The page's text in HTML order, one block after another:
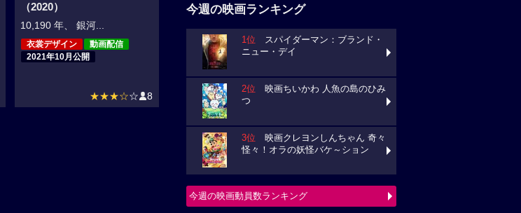
（2020）
10,190 年、 銀河...
衣裳デザイン
動画配信
2021年10月公開
★★★☆☆ 8
今週の映画ランキング
1位 スパイダーマン：ブランド・
ニュー・デイ
2位 映画ちいかわ 人魚の島のひみ
つ
3位 映画クレヨンしんちゃん 奇々
怪々！オラの妖怪バケ～ション
今週の映画動員数ランキング